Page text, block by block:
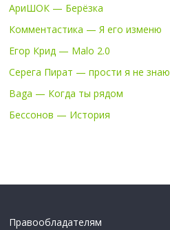
АриШОК — Берёзка
Комментастика — Я его изменю
Егор Крид — Malo 2.0
Серега Пират — прости я не знаю
Baga — Когда ты рядом
Бессонов — История
Правообладателям